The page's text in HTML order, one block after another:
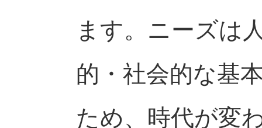
ます。ニーズは
的・社会的な基
ため、時代が変